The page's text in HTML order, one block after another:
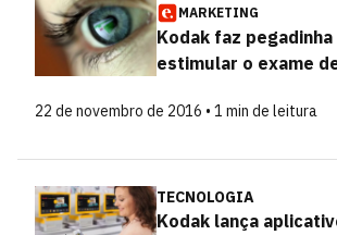
MARKETING
Kodak faz pegadinha
estimular o exame
22 de novembro de 2016 • 1 min de leitura
TECNOLOGIA
Kodak lança